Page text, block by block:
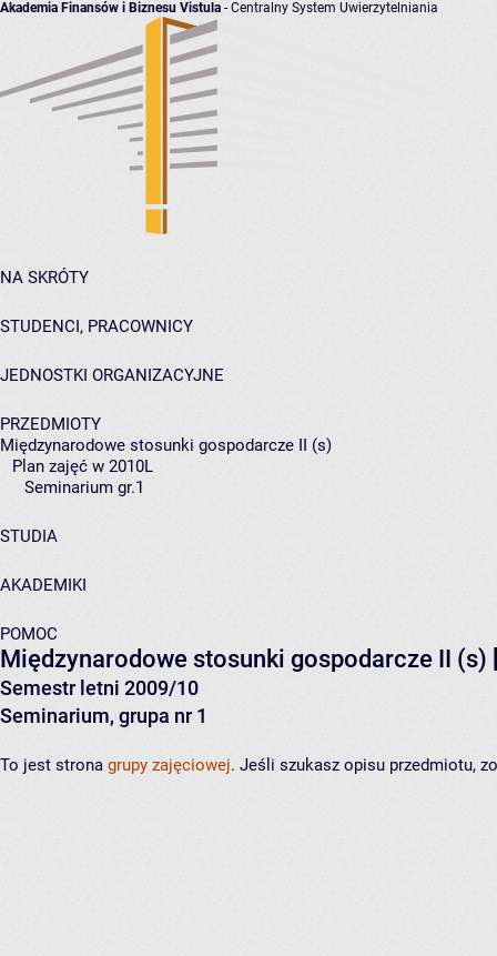
Akademia Finansów i Biznesu Vistula - Centralny System Uwierzytelniania
NA SKRÓTY
STUDENCI, PRACOWNICY
JEDNOSTKI ORGANIZACYJNE
PRZEDMIOTY
Międzynarodowe stosunki gospodarcze II (s)
Plan zajęć w 2010L
Seminarium gr.1
STUDIA
AKADEMIKI
POMOC
Międzynarodowe stosunki gospodarcze II (s)
Semestr letni 2009/10
Seminarium, grupa nr 1
To jest strona grupy zajęciowej. Jeśli szukasz opisu przedmiotu,